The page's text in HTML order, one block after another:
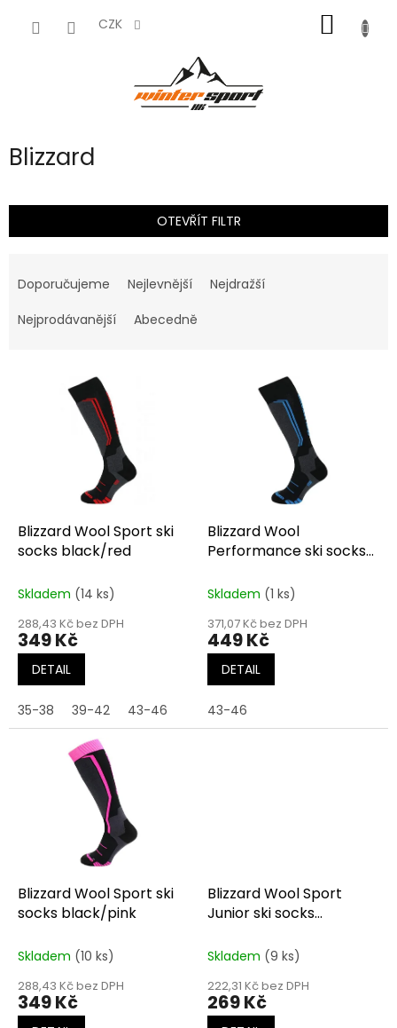
CZK
KOŠÍK
Blizzard
OTEVŘÍT FILTR
a
e
Doporučujeme Nejlevnější
Nejdražší
Nejprodávanější
Abecedně
d
u
Blizzard Wool Sport ski
socks black/red
Skladem (14 ks)
288,43 Kč bez DPH
349 Kč
DETAIL
35-38 39-42 43-46
Blizzard Wool
Performance ski socks
Skladem (1 ks)
371,07 Kč bez DPH
449 Kč
DETAIL
43-46
Blizzard Wool Sport ski
socks black/pink
Skladem (10 ks)
288,43 Kč bez DPH
349 Kč
Blizzard Wool Sport
Junior ski socks
Skladem (9 ks)
222,31 Kč bez DPH
269 Kč